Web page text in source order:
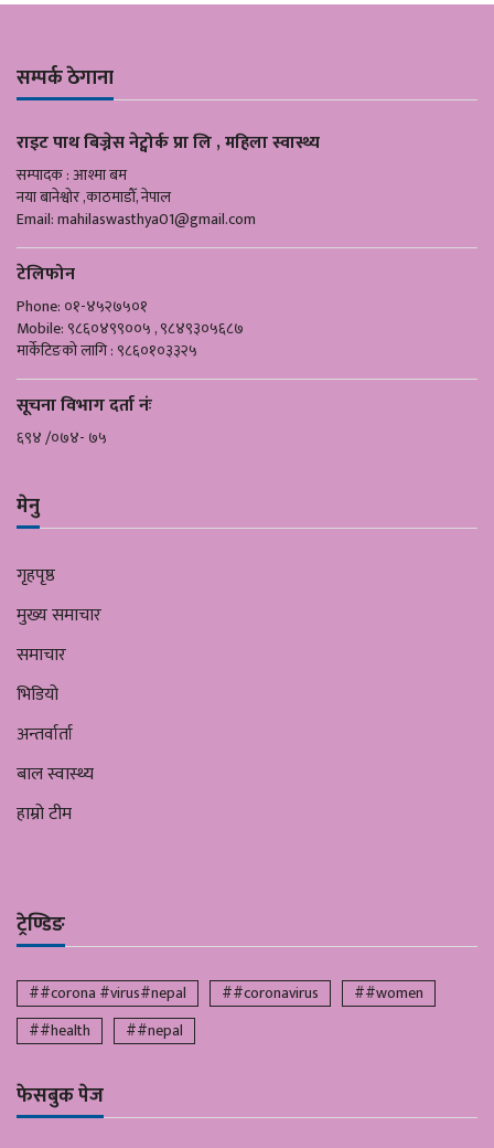
सम्पर्क ठेगाना
राइट पाथ बिज्नेस नेट्वोर्क प्रा लि , महिला स्वास्थ्य
सम्पादक : आश्मा बम
नया बानेश्वोर ,काठमाडौँ, नेपाल
Email:mahilaswasthya01@gmail.com
टेलिफोन
Phone: ०१-४५२७५०१
Mobile: ९८६०४९९००५ , ९८४९३०५६८७
मार्केटिङको लागि : ९८६०१०३३२५
सूचना विभाग दर्ता नंः
६९४ /०७४- ७५
मेनु
गृहपृष्ठ
मुख्य समाचार
समाचार
भिडियो
अन्तर्वार्ता
बाल स्वास्थ्य
हाम्रो टीम
ट्रेण्डिङ
##corona #virus#nepal ##coronavirus
##women
##health
##nepal
फेसबुक पेज